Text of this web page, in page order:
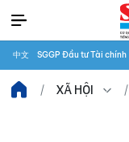
中文 SGGP Đầu tư Tài chính
XÃ HỘI